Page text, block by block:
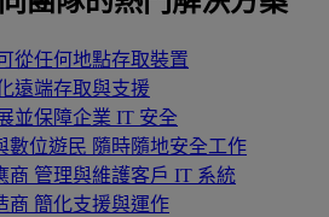
從任何地點存取裝置
遠端存取與支援
並保障企業 IT 安全
數位遊民 隨時隨地安全工作
商 管理與維護客戶 IT 系統
商 簡化支援與運作